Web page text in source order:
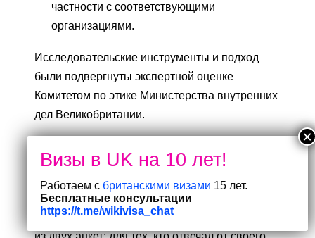
частности с соответствующими
организациями.
Исследовательские инструменты и подход
были подвергнуты экспертной оценке
Комитетом по этике Министерства внутренних
дел Великобритании.
Призыв к предоставлению
Мы провели онлайн-опрос для оценки
финансовых возможностей (CfE), состоящий
Работаем с британскими визами 15 лет.
Бесплатные консультации
https://t.me/wikivisa_chat